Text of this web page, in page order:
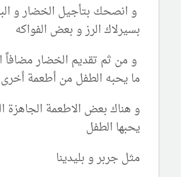
و انصحك بتأجيل الخضار و
بسيرلاك الرز و بعض الفواكه
و من ثم تقديم الخضار مضافاً
ما يحبه الطفل من أطعمة أخرى
و هناك بعض الاطعمة الجاهزة
يحبها الطفل
مثل جربر و بليدينا